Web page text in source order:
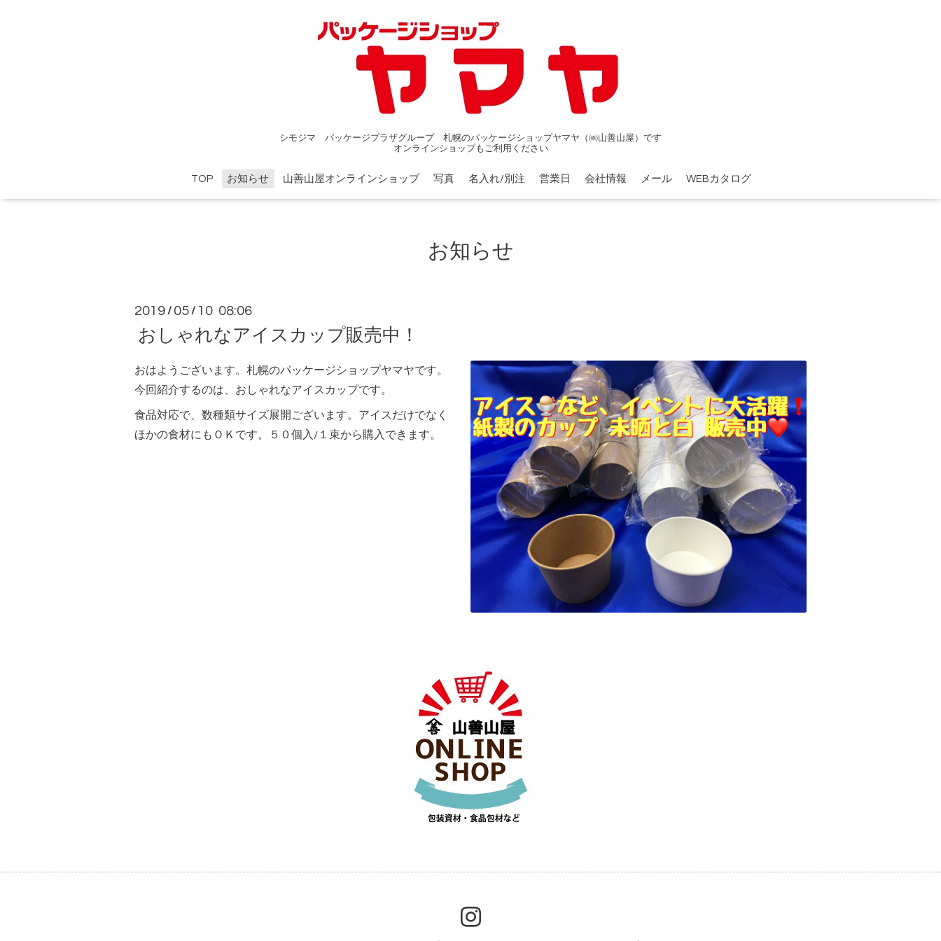
シモジマ パッケージプラザグループ 札幌のパッケージショップヤマヤ（㈱山善山屋）です
オンラインショップもご利用ください
TOP お知らせ 山善山屋オンラインショップ 写真 名入れ/別注 営業日 会社情報 メール WEBカタログ
お知らせ
2019 / 05 / 10 08:06
おしゃれなアイスカップ販売中！
おはようございます。札幌のパッケージショップヤマヤです。
今回紹介するのは、おしゃれなアイスカップです。
食品対応で、数種類サイズ展開ございます。アイスだけでなく
ほかの食材にもＯＫです。５０個入/１束から購入できます。